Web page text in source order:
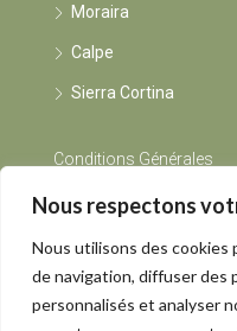
Nous respectons
Nous utilisons des cookies
de navigation, diffuser des
personnalisés et analyser
Moraira
Calpe
Sierra Cortina
Conditions Générales